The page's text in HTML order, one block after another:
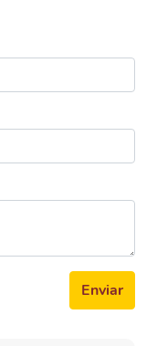
Enviar